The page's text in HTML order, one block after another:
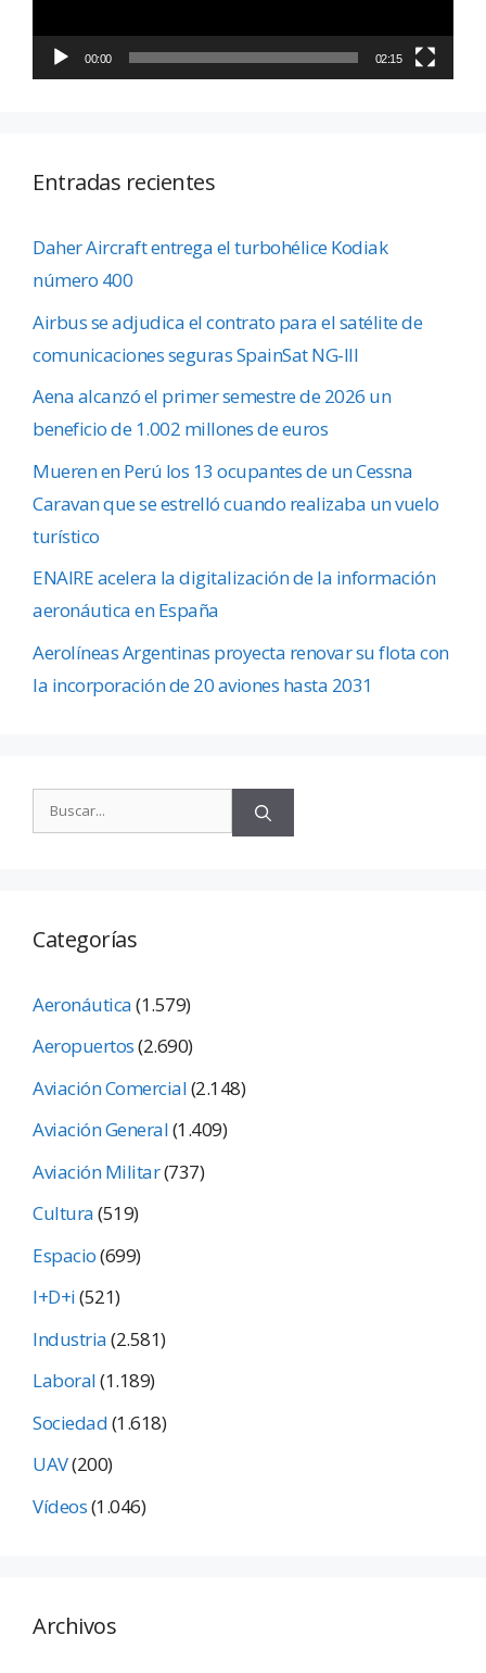
00:00 02:15
Entradas recientes
Daher Aircraft entrega el turbohélice Kodiak
número 400
Airbus se adjudica el contrato para el satélite de
comunicaciones seguras SpainSat NG-III
Aena alcanzó el primer semestre de 2026 un
beneficio de 1.002 millones de euros
Mueren en Perú los 13 ocupantes de un Cessna
Caravan que se estrelló cuando realizaba un vuelo
turístico
ENAIRE acelera la digitalización de la información
aeronáutica en España
Aerolíneas Argentinas proyecta renovar su flota con
la incorporación de 20 aviones hasta 2031
Categorías
Aeronáutica(1.579)
Aeropuertos(2.690)
Aviación Comercial(2.148)
Aviación General(1.409)
Aviación Militar(737)
Cultura(519)
Espacio(699)
I+D+i(521)
Industria(2.581)
Laboral(1.189)
Sociedad(1.618)
UAV(200)
Vídeos(1.046)
Archivos